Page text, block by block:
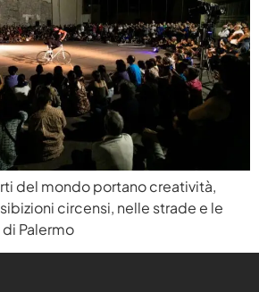
del mondo portano creatività,
circensi, nelle strade e le
Palermo